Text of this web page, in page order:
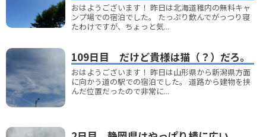
おはようございます！ 昨日は北海道稚内の無料キャ
ンプ場での宿泊でした。 たっぷり飲んでがっつり寝
たわけですが、ちょっと気...
109日目 だけど貴様は猫（？）だろ。
おはようございます！ 昨日は山形県から新潟県方面
に向かう道の駅での宿泊でした。 道路から建物を挟
んだ位置だったので非常に...